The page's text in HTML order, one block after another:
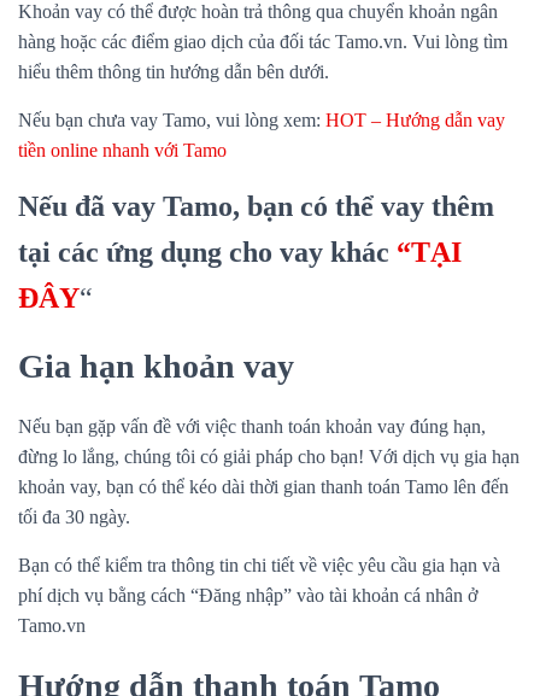
Khoản vay có thể được hoàn trả thông qua chuyển khoản ngân
hàng hoặc các điểm giao dịch của đối tác Tamo.vn. Vui lòng tìm
hiểu thêm thông tin hướng dẫn bên dưới.
Nếu bạn chưa vay Tamo, vui lòng xem: HOT – Hướng dẫn vay
tiền online nhanh với Tamo
Nếu đã vay Tamo, bạn có thể vay thêm
tại các ứng dụng cho vay khác “TẠI
ĐÂY“
Gia hạn khoản vay
Nếu bạn gặp vấn đề với việc thanh toán khoản vay đúng hạn,
đừng lo lắng, chúng tôi có giải pháp cho bạn! Với dịch vụ gia hạn
khoản vay, bạn có thể kéo dài thời gian thanh toán Tamo lên đến
tối đa 30 ngày.
Bạn có thể kiểm tra thông tin chi tiết về việc yêu cầu gia hạn và
phí dịch vụ bằng cách “Đăng nhập” vào tài khoản cá nhân ở
Tamo.vn
Hướng dẫn thanh toán Tamo